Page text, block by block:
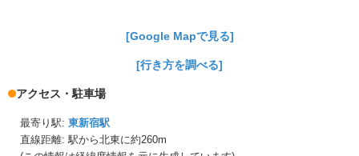
[Google Mapで見る]
[行き方を調べる]
アクセス・駐車場
最寄り駅: 東新宿駅
直線距離: 駅から北東に約260m